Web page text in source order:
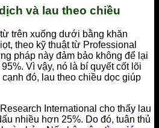
và lau theo chiều
trên xuống dưới bằng khăn
theo kỹ thuật từ Professional
pháp này đảm bảo không để lại
Vì vậy, nó là bí quyết cốt lõi
đó, lau theo chiều dọc giúp
International cho thấy lau
nhiều hơn 25%. Do đó, tuân thủ